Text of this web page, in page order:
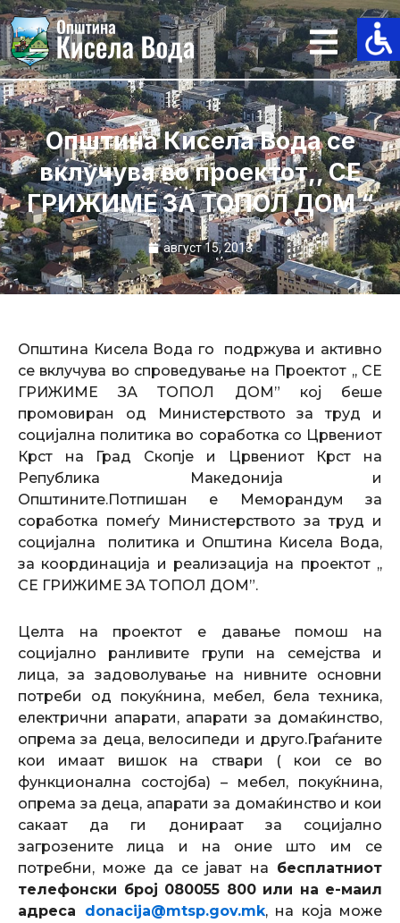
Skip
to
content
Општина Кисела Вода се
вклучува во проектот,, СЕ
ГРИЖИМЕ ЗА ТОПОЛ ДОМ “
август 15, 2013
Општина Кисела Вода го подржува и активно
се вклучува во спроведување на Проектот ,, СЕ
ГРИЖИМЕ ЗА ТОПОЛ ДОМ” кој беше
промовиран од Министерството за труд и
социјална политика во соработка со Црвениот
Крст на Град Скопје и Црвениот Крст на
Република Македонија и
Општините.Потпишан е Меморандум за
соработка помеѓу Министерството за труд и
социјална политика и Општина Кисела Вода,
за координација и реализација на проектот ,,
СЕ ГРИЖИМЕ ЗА ТОПОЛ ДОМ”.
Целта на проектот е давање помош на
социјално ранливите групи на семејства и
лица, за задоволување на нивните основни
потреби од покуќнина, мебел, бела техника,
електрични апарати, апарати за домаќинство,
опрема за деца, велосипеди и друго.Граѓаните
кои имаат вишок на ствари ( кои се во
функционална состојба) – мебел, покуќнина,
опрема за деца, апарати за домаќинство и кои
сакаат да ги донираат за социјално
загрозените лица и на оние што им се
потребни, може да се јават на бесплатниот
телефонски број 080055 800 или на е-маил
адреса donacija@mtsp.gov.mk, на која може